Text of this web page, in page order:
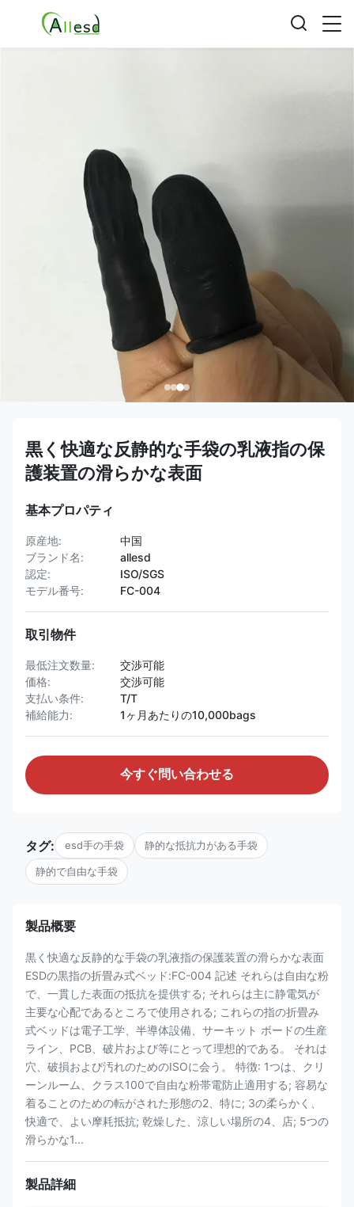
黒く快適な反静的な手袋の乳液指の保
護装置の滑らかな表面
基本プロパティ
原産地:
中国
ブランド名:
allesd
認定:
ISO/SGS
モデル番号:
FC-004
取引物件
最低注文数量:
交渉可能
価格:
交渉可能
支払い条件:
T/T
補給能力:
1ヶ月あたりの10,000bags
今すぐ問い合わせる
タグ: esd手の手袋 静的な抵抗力がある手袋
静的で自由な手袋
製品概要
黒く快適な反静的な手袋の乳液指の保護装置の滑らかな表面
ESDの黒指の折畳み式ベッド:FC-004 記述 それらは自由な粉
で、一貫した表面の抵抗を提供する; それらは主に静電気が
主要な心配であるところで使用される; これらの指の折畳み
式ベッドは電子工学、半導体設備、サーキット ボードの生産
ライン、PCB、破片および等にとって理想的である。 それは
穴、破損および汚れのためのISOに会う。 特徴: 1つは、クリ
ーンルーム、クラス100で自由な粉帯電防止適用する; 容易な
着ることのための転がされた形態の2、特に; 3の柔らかく、
快適で、よい摩耗抵抗; 乾燥した、涼しい場所の4、店; 5つの
滑らかな1...
製品詳細